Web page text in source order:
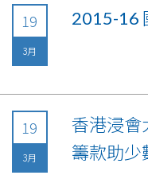
19
3月
2015-16
19
3月
香港浸會
籌款助少